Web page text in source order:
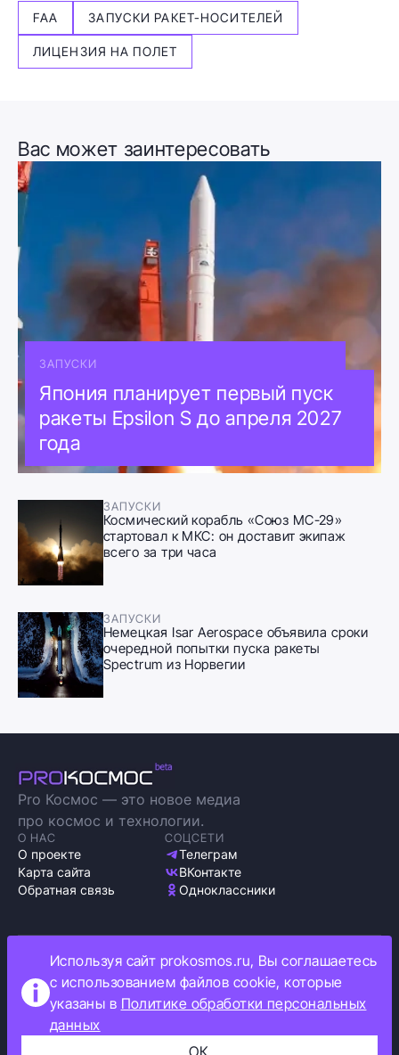
FAA ЗАПУСКИ РАКЕТ-НОСИТЕЛЕЙ
ЛИЦЕНЗИЯ НА ПОЛЕТ
Вас может заинтересовать
ЗАПУСКИ
Япония планирует первый пуск
ракеты Epsilon S до апреля 2027
года
ЗАПУСКИ
Космический корабль «Союз МС-29»
стартовал к МКС: он доставит экипаж
всего за три часа
ЗАПУСКИ
Немецкая Isar Aerospace объявила сроки
очередной попытки пуска ракеты
Spectrum из Норвегии
Pro Космос — это новое медиа
про космос и технологии.
О НАС
О проекте
Карта сайта
Обратная связь
СОЦСЕТИ
Телеграм
ВКонтакте
Одноклассники
Политика обработки персональных данных
Как мы используем cookie
Информация об ограничениях
Используя сайт prokosmos.ru, Вы соглашаетесь
с использованием файлов cookie, которые
указаны в Политике обработки персональных
данных
ОК